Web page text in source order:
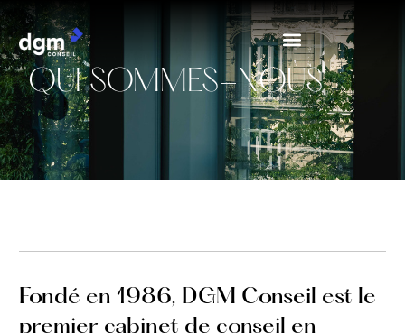
QUI SOMMES-NOUS
Fondé en 1986, DGM Conseil est le
premier cabinet de conseil en